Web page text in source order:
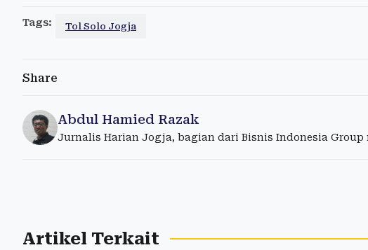
Tags: Tol Solo Jogja
Share
Abdul Hamied Razak
Jurnalis Harian Jogja, bagian dari Bisnis Indonesia
Artikel Terkait